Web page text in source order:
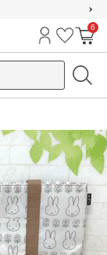
ログイン
お気に
カ
6